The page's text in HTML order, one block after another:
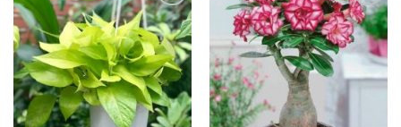
Add to
Wishlist
Add to
Wishlist